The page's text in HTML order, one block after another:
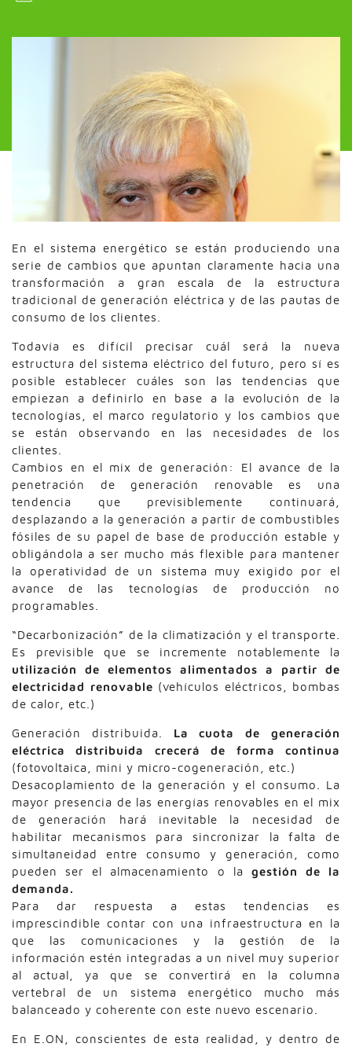
En el sistema energético se están produciendo una
serie de cambios que apuntan claramente hacia una
transformación a gran escala de la estructura
tradicional de generación eléctrica y de las pautas de
consumo de los clientes.
Todavía es difícil precisar cuál será la nueva
estructura del sistema eléctrico del futuro, pero sí es
posible establecer cuáles son las tendencias que
empiezan a definirlo en base a la evolución de la
tecnologías, el marco regulatorio y los cambios que
se están observando en las necesidades de los
clientes.
Cambios en el mix de generación: El avance de la
penetración de generación renovable es una
tendencia que previsiblemente continuará,
desplazando a la generación a partir de combustibles
fósiles de su papel de base de producción estable y
obligándola a ser mucho más flexible para mantener
la operatividad de un sistema muy exigido por el
avance de las tecnologías de producción no
programables.
“Decarbonización” de la climatización y el transporte.
Es previsible que se incremente notablemente la
utilización de elementos alimentados a partir de
electricidad renovable (vehículos eléctricos, bombas
de calor, etc.)
Generación distribuida. La cuota de generación
eléctrica distribuida crecerá de forma continua
(fotovoltaica, mini y micro-cogeneración, etc.)
Desacoplamiento de la generación y el consumo. La
mayor presencia de las energías renovables en el mix
de generación hará inevitable la necesidad de
habilitar mecanismos para sincronizar la falta de
simultaneidad entre consumo y generación, como
pueden ser el almacenamiento o la gestión de la
demanda.
Para dar respuesta a estas tendencias es
imprescindible contar con una infraestructura en la
que las comunicaciones y la gestión de la
información estén integradas a un nivel muy superior
al actual, ya que se convertirá en la columna
vertebral de un sistema energético mucho más
balanceado y coherente con este nuevo escenario.
En E.ON, conscientes de esta realidad, y dentro de